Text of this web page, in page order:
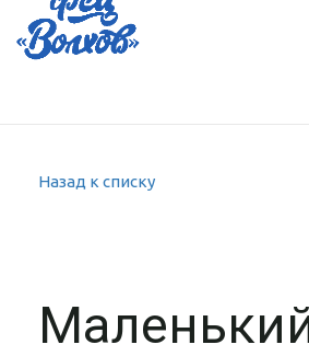
Назад к списку